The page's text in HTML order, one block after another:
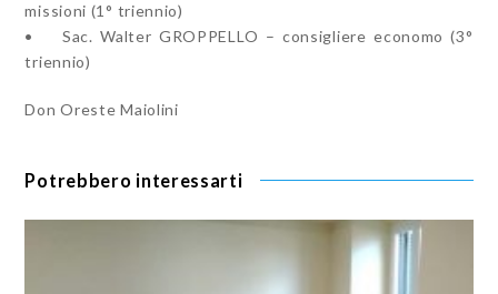
missioni (1° triennio)
• Sac. Walter GROPPELLO – consigliere economo (3°
triennio)
Don Oreste Maiolini
Potrebbero interessarti